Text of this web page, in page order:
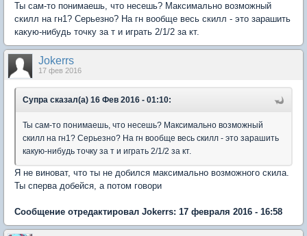
Ты сам-то понимаешь, что несешь? Максимально возможный
скилл на гн1? Серьезно? На гн вообще весь скилл - это зарашить
какую-нибудь точку за т и играть 2/1/2 за кт.
Jokerrs
17 фев 2016
Супра сказал(а) 16 Фев 2016 - 01:10:
Ты сам-то понимаешь, что несешь? Максимально возможный
скилл на гн1? Серьезно? На гн вообще весь скилл - это зарашить
какую-нибудь точку за т и играть 2/1/2 за кт.
Я не виноват, что ты не добился максимально возможного скила.
Ты сперва добейся, а потом говори
Сообщение отредактировал Jokerrs: 17 февраля 2016 - 16:58